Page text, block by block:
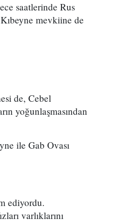
saatlerinde Rus
mevkiine de
de, Cebel
yoğunlaşmasından
ile Gab Ovası
ediyordu.
varlıklarını